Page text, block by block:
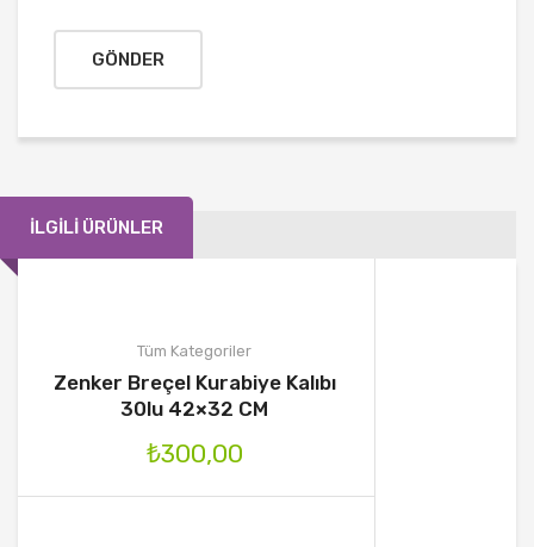
İLGILI ÜRÜNLER
Tüm Kategoriler
Zenker Breçel Kurabiye Kalıbı
30lu 42×32 CM
₺300,00